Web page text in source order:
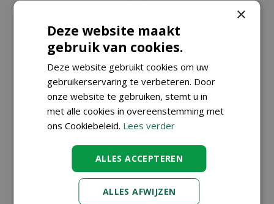
VAKANTIETIPS
KAMERPLANTEN
Gepubliceerd op6
Hoe houd je je
kamerplanten
mooi als je op
? Wij
VAKANTIETIPS
(MET KIDS) IN
EIGEN TUIN
Gepubliceerd op
Ga je deze zomer
niet op vakantie?
Maak er dan in
eigen tuin of op
×
Deze website maakt
gebruik van cookies.
Deze website gebruikt cookies om uw
gebruikerservaring te verbeteren. Door
onze website te gebruiken, stemt u in
met alle cookies in overeenstemming met
ons Cookiebeleid. Lees verder
ALLES ACCEPTEREN
ALLES AFWIJZEN